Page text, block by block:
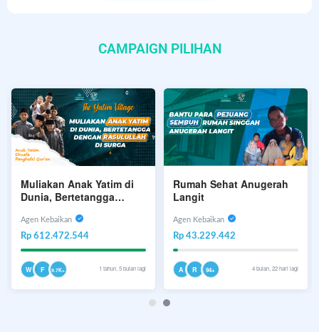
CAMPAIGN PILIHAN
Muliakan Anak Yatim di
Dunia, Bertetangga
Surga (The Yatim Village)
Agen Kebaikan
Rp 612.472.544
W F 9.7K+ 1 tahun, 5 bulan lagi
Rumah Sehat Anugerah
Langit
Agen Kebaikan
Rp 43.229.442
A R 94+ 4 bulan, 22 hari lagi